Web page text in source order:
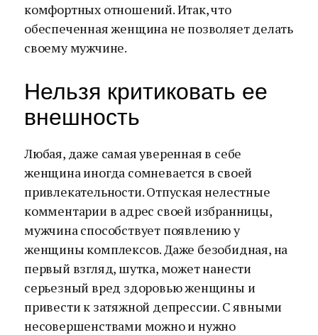
комфортных отношений. Итак, что
обеспеченная женщина не позволяет делать
своему мужчине.
Нельзя критиковать ее
внешность
Любая, даже самая уверенная в себе
женщина иногда сомневается в своей
привлекательности. Отпуская нелестные
комментарии в адрес своей избранницы,
мужчина способствует появлению у
женщины комплексов. Даже безобидная, на
первый взгляд, шутка, может нанести
серьезный вред здоровью женщины и
привести к затяжной депрессии. С явными
несовершенствами можно и нужно